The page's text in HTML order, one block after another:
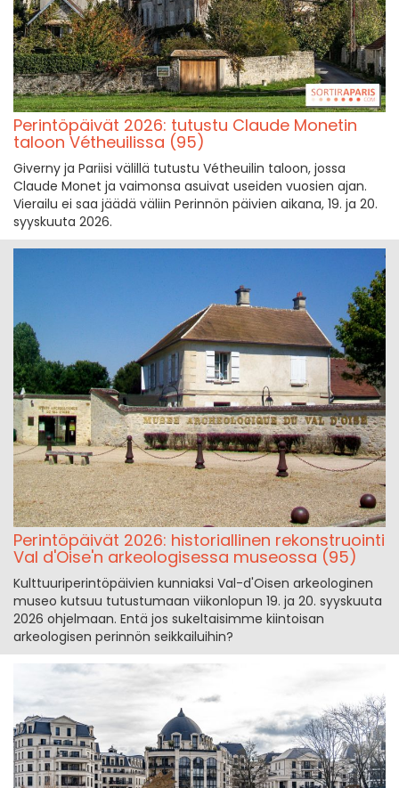
Perintöpäivät 2026: tutustu Claude Monetin
taloon Vétheuilissa (95)
Giverny ja Pariisi välillä tutustu Vétheuilin taloon, jossa
Claude Monet ja vaimonsa asuivat useiden vuosien ajan.
Vierailu ei saa jäädä väliin Perinnön päivien aikana, 19. ja 20.
syyskuuta 2026.
Perintöpäivät 2026: historiallinen rekonstruointi
Val d'Oise'n arkeologisessa museossa (95)
Kulttuuriperintöpäivien kunniaksi Val-d'Oisen arkeologinen
museo kutsuu tutustumaan viikonlopun 19. ja 20. syyskuuta
2026 ohjelmaan. Entä jos sukeltaisimme kiintoisan
arkeologisen perinnön seikkailuihin?